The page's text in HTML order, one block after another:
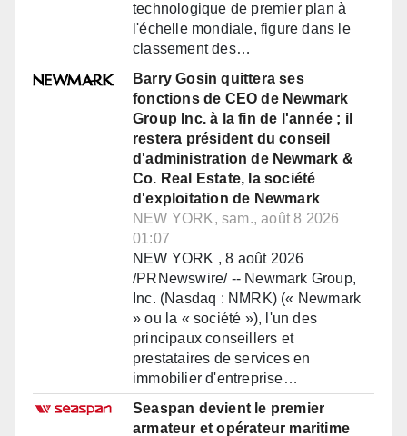
technologique de premier plan à
l'échelle mondiale, figure dans le
classement des…
Barry Gosin quittera ses
fonctions de CEO de Newmark
Group Inc. à la fin de l'année ; il
restera président du conseil
d'administration de Newmark &
Co. Real Estate, la société
d'exploitation de Newmark
NEW YORK, sam., août 8 2026
01:07
NEW YORK , 8 août 2026
/PRNewswire/ -- Newmark Group,
Inc. (Nasdaq : NMRK) (« Newmark
» ou la « société »), l'un des
principaux conseillers et
prestataires de services en
immobilier d'entreprise…
Seaspan devient le premier
armateur et opérateur maritime